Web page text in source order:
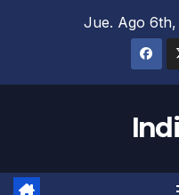
Jue. Ago 6th,